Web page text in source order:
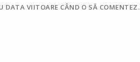
DATA VIITOARE CÂND O SĂ COMENTEZ.